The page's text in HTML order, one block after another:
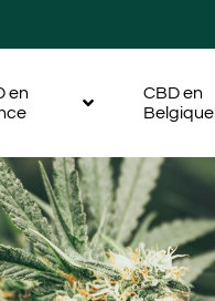
en
CBD en
Belgique